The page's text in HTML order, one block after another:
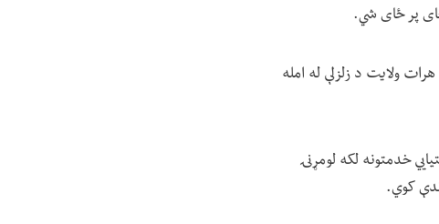
ځای پر ځای شي.
شرین ابراهیم وايي، وروستۍ زلزلې ښايي په ۲۰۲۳ کال کې، د هرات ولایت د زلزلې له امله
خدمتونه لکه لومړنۍ
کوي.